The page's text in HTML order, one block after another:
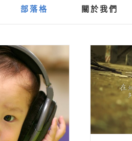
部落格 關於我們